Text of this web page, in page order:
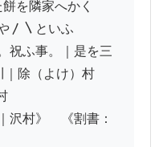
〳〵といふ
祝ふ事。｜是を三
｜除（よけ）村
沢村》　《割書：